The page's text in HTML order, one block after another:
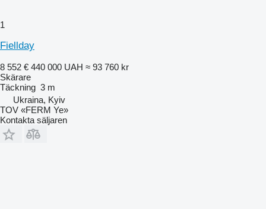
1
Fiellday
8 552 € 440 000 UAH ≈ 93 760 kr
Skärare
Täckning 3 m
Ukraina, Kyiv
TOV «FERM Ye»
Kontakta säljaren